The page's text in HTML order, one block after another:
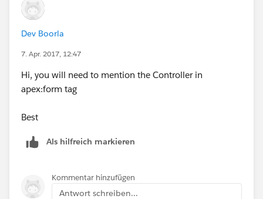
Dev Boorla
7. Apr. 2017, 12:47
Hi, you will need to mention the Controller in
apex:form tag
Best
Als hilfreich markieren
Kommentar hinzufügen
Antwort schreiben...